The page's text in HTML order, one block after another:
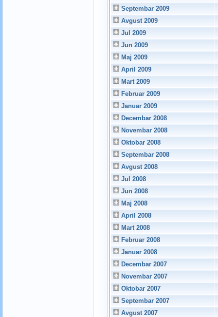
Septembar 2009
Avgust 2009
Jul 2009
Jun 2009
Maj 2009
April 2009
Mart 2009
Februar 2009
Januar 2009
Decembar 2008
Novembar 2008
Oktobar 2008
Septembar 2008
Avgust 2008
Jul 2008
Jun 2008
Maj 2008
April 2008
Mart 2008
Februar 2008
Januar 2008
Decembar 2007
Novembar 2007
Oktobar 2007
Septembar 2007
Avgust 2007